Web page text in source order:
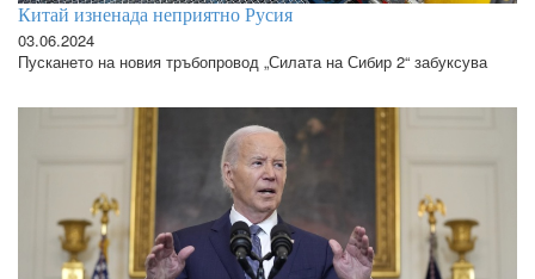
Китай изненада неприятно Русия
03.06.2024
Пускането на новия тръбопровод „Силата на Сибир 2“ забуксува